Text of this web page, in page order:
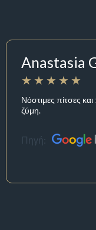
Anastasia
Νόστιμες πίτσες
ζύμη.
Πηγή: